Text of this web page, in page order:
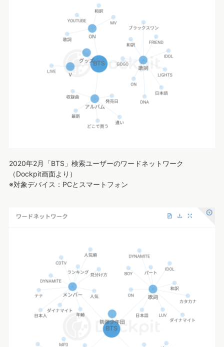
2020年2月「BTS」検索ユーザーのワードネットワーク
（Dockpit画面より）
※対象デバイス：PCとスマートフォン